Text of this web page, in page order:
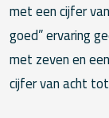
met een cijfer
goed” ervaring
met zeven en
cijfer van acht